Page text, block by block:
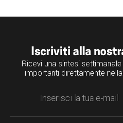
Iscriviti alla
Ricevi una sintesi
importanti direttamente